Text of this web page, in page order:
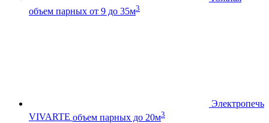
объем парных от 9 до 35м3
Электропечь
VIVARTE объем парных до 20м3